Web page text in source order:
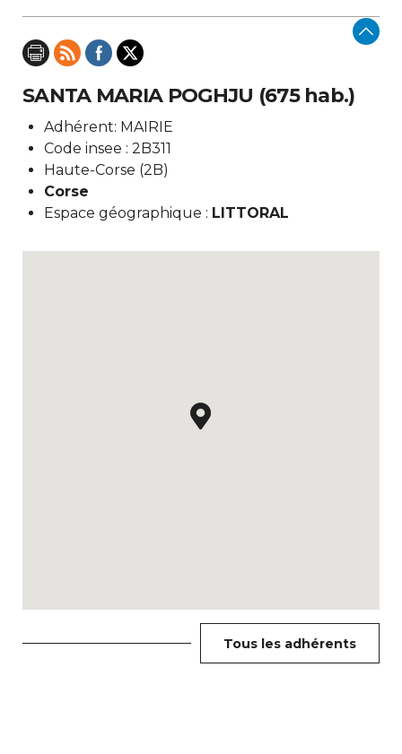
SANTA MARIA POGHJU (675 hab.)
Adhérent: MAIRIE
Code insee : 2B311
Haute-Corse (2B)
Corse
Espace géographique : LITTORAL
Tous les adhérents